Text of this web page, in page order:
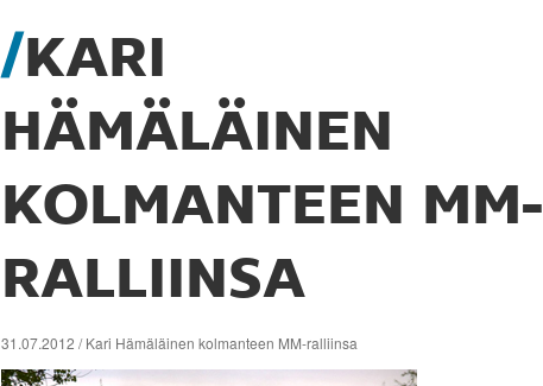
KARI
HÄMÄLÄINEN
KOLMANTEEN MM-
RALLIINSA
31.07.2012 / Kari Hämäläinen kolmanteen MM-ralliinsa